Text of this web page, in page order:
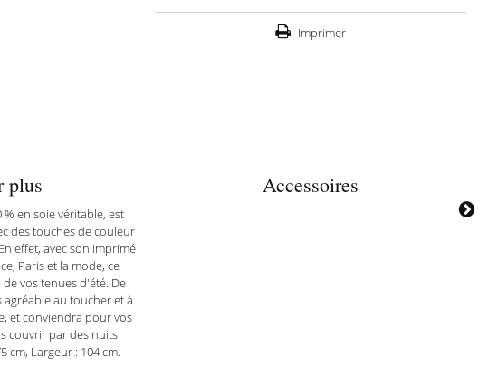
Imprimer
plus
en soie véritable, est
des touches de couleur
effet, avec son imprimé
Paris et la mode, ce
vos tenues d'été. De
agréable au toucher et à
et conviendra pour vos
couvrir par des nuits
cm, Largeur : 104 cm.
Accessoires